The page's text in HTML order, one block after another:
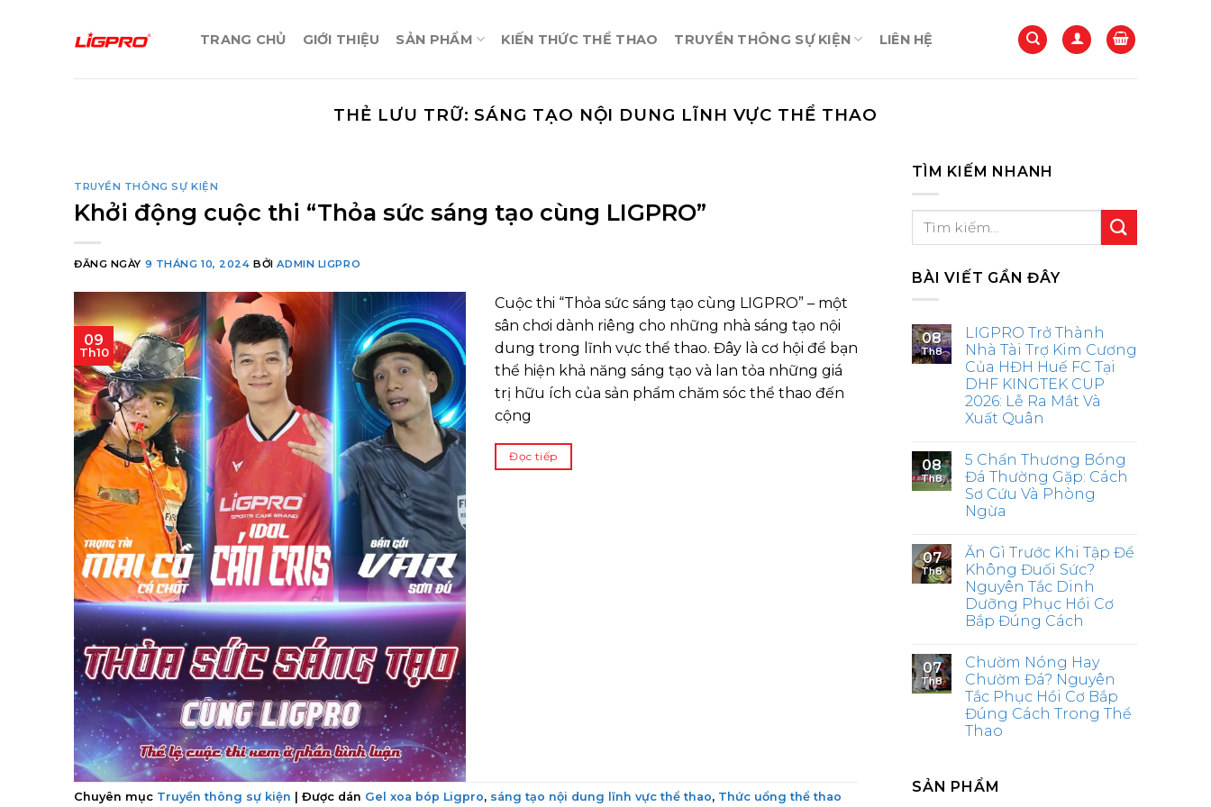
TRANG CHỦ GIỚI THIỆU SẢN PHẨM KIẾN THỨC THỂ THAO TRUYỀN THÔNG SỰ KIỆN LIÊN HỆ
THẺ LƯU TRỮ:SÁNG TẠO NỘI DUNG LĨNH VỰC THỂ THAO
TRUYỀN THÔNG SỰ KIỆN
Khởi động cuộc thi “Thỏa sức sáng tạo cùng LIGPRO”
ĐĂNG NGÀY 9 THÁNG 10, 2024 BỞIADMIN LIGPRO
09
Th10
Cuộc thi “Thỏa sức sáng tạo cùng LIGPRO” – một
sân chơi dành riêng cho những nhà sáng tạo nội
dung trong lĩnh vực thể thao. Đây là cơ hội để bạn
thể hiện khả năng sáng tạo và lan tỏa những giá
trị hữu ích của sản phẩm chăm sóc thể thao đến
cộng
Đọc tiếp
Chuyên mục Truyền thông sự kiện Được dán Gel xoa bóp Ligpro, sáng tạo nội dung lĩnh vực thể thao, Thức uổng thể thao
TÌM KIẾM NHANH
BÀI VIẾT GẦN ĐÂY
08
Th8
LIGPRO Trở Thành
Nhà Tài Trợ Kim Cương
Của HĐH Huế FC Tại
DHF KINGTEK CUP
2026: Lễ Ra Mắt Và
Xuất Quân
08
Th8
5 Chấn Thương Bóng
Đá Thường Gặp: Cách
Sơ Cứu Và Phòng
Ngừa
07
Th8
Ăn Gì Trước Khi Tập Để
Không Đuối Sức?
Nguyên Tắc Dinh
Dưỡng Phục Hồi Cơ
Bắp Đúng Cách
07
Th8
Chườm Nóng Hay
Chườm Đá? Nguyên
Tắc Phục Hồi Cơ Bắp
Đúng Cách Trong Thể
Thao
SẢN PHẨM